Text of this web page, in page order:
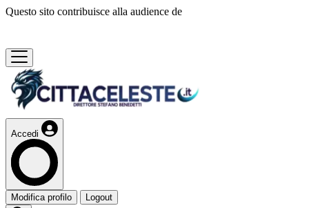
Questo sito contribuisce alla audience de
Accedi
Modifica profilo Logout